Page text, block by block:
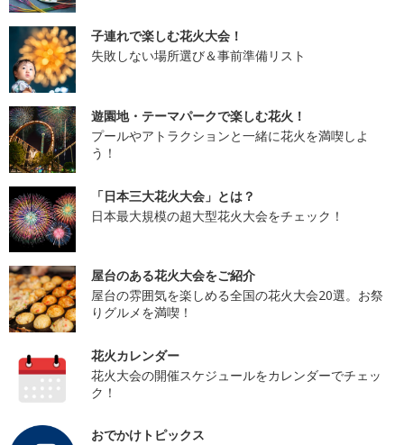
子連れで楽しむ花火大会！
失敗しない場所選び＆事前準備リスト
遊園地・テーマパークで楽しむ花火！
プールやアトラクションと一緒に花火を満喫しよ
う！
「日本三大花火大会」とは？
日本最大規模の超大型花火大会をチェック！
屋台のある花火大会をご紹介
屋台の雰囲気を楽しめる全国の花火大会20選。お祭
りグルメを満喫！
花火カレンダー
花火大会の開催スケジュールをカレンダーでチェッ
ク！
おでかけトピックス